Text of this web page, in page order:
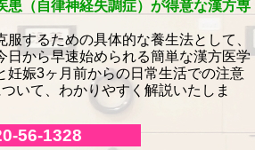
患（自律神経失調症）が得意な漢方専
服するための具体的な養生法として、
日から早速始められる簡単な漢方医学
妊娠3ヶ月前からの日常生活での注意
いて、わかりやすく解説いたしま
56-1328